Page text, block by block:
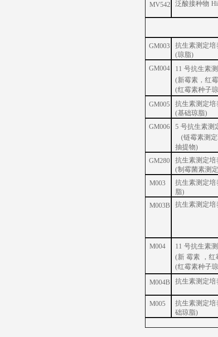
MV542 泛酸接种物
GM003
抗生素测定培
(琼脂)
GM004
11 号抗生素
(新霉素，红
(红霉素种子
GM005
抗生素测定培
(基础琼脂)
GM006
5 号抗生素测
(链霉素测
抽提物)
GM280
抗生素测定培
(制霉菌素测
M003
抗生素测定培
脂)
M003B
抗生素测定培
M004
11 号抗生素
(新 霉素 ，红
(红霉素种子
M004B 抗生素测定培
M005
抗生素测定培
础琼脂)